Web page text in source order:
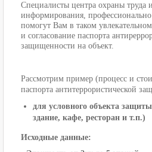
Специалисты центра охраны труда
информирования,
помогут Вам в таком
и согласование паспорта
защищенности на объект.
Рассмотрим пример (процесс и
паспорта антитеррористической
для условного объекта
здание, кафе, ресторан и т.п.)
Исходные данные: